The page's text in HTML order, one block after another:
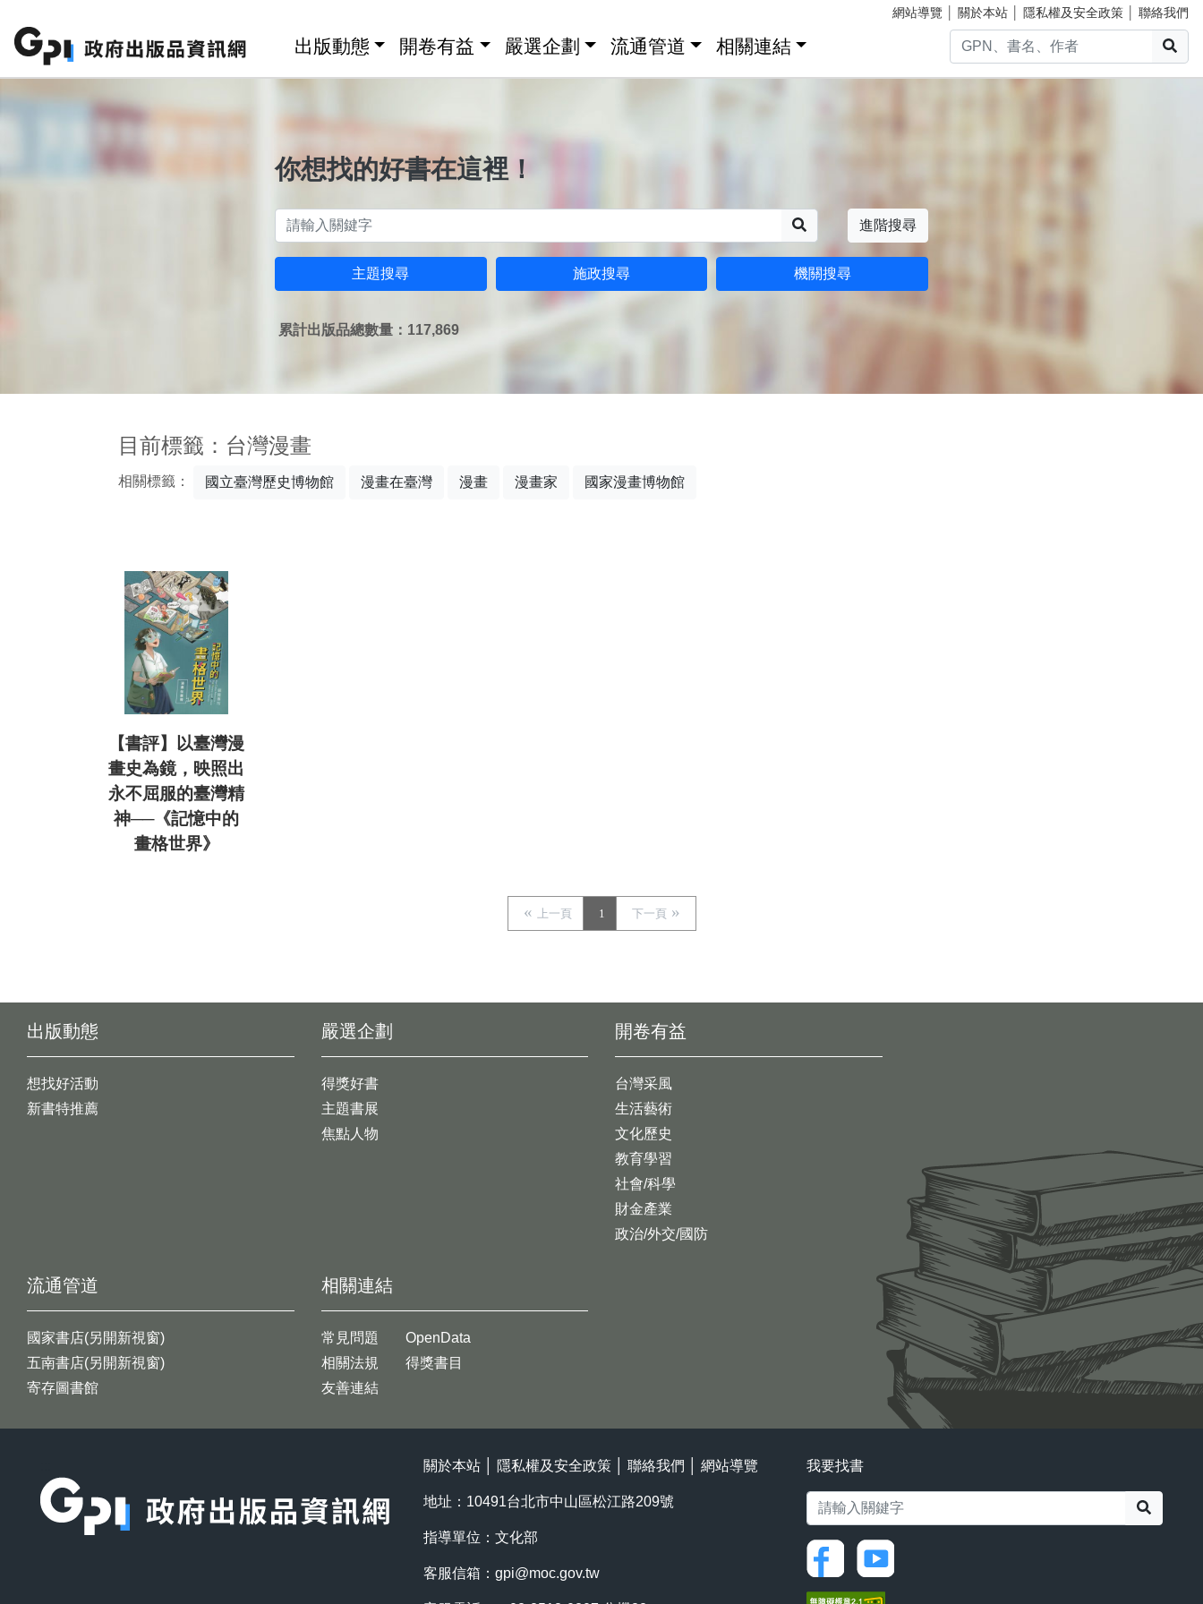
網站導覽 關於本站 隱私權及安全政策 聯絡我們
出版動態 開卷有益 嚴選企劃 流通管道 相關連結
你想找的好書在這裡！
進階搜尋
主題搜尋 施政搜尋 機關搜尋
累計出版品總數量：117,869
目前標籤：台灣漫畫
相關標籤： 國立臺灣歷史博物館 漫畫在臺灣 漫畫 漫畫家 國家漫畫博物館
【書評】以臺灣漫
畫史為鏡，映照出
永不屈服的臺灣精
神──《記憶中的
畫格世界》
上一頁 1 下一頁
出版動態
想找好活動
新書特推薦
開卷有益
台灣采風
生活藝術
文化歷史
教育學習
社會/科學
財金產業
政治/外交/國防
嚴選企劃
得獎好書
主題書展
焦點人物
流通管道
國家書店(另開新視窗)
五南書店(另開新視窗)
寄存圖書館
相關連結
常見問題
相關法規
友善連結
OpenData
得獎書目
關於本站 隱私權及安全政策 聯絡我們 網站導覽
地址：10491台北市中山區松江路209號
指導單位：文化部
客服信箱： gpi@moc.gov.tw
我要找書